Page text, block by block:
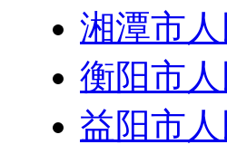
湘潭市
衡阳市
益阳市